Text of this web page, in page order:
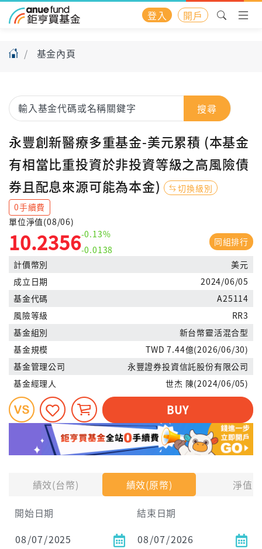
登入 開戶
基金內頁
績效(台幣) 績效(原幣)
淨值
開始日期
結束日期
搜尋
永豐創新醫療多重基金-美元累積 (本基金
有相當比重投資於非投資等級之高風險債
券且配息來源可能為本金)
切換級別
0手續費
單位淨值(08/06)
10.2356-0.13%
-0.0138
同組排行
計價幣別
美元
成立日期
2024/06/05
基金代碼
A25114
風險等級
RR3
基金組別
新台幣靈活混合型
基金規模
TWD 7.44億(2026/06/30)
基金管理公司
永豐證券投資信託股份有限公司
基金經理人
世杰 陳(2024/06/05)
BUY